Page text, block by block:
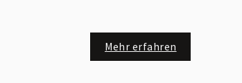
Mehr erfahren